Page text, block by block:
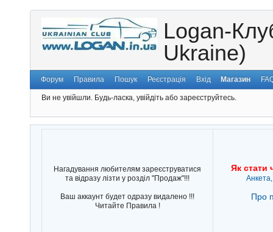
Logan-
Ukraine)
Форум Правила Пошук Реєстрація Вхід Магазин
Ви не увійшли. Будь-ласка, увійдіть або зареєструйтесь.
Нагадування любителям зареєструватися
та відразу лізти у розділ "Продаж"!!!
Ваш аккаунт будет одразу видалено !!!
Читайте Правила !
Як стати
Про